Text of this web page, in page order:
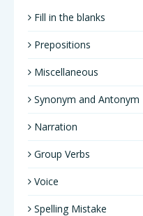
Fill in the blanks
Prepositions
Miscellaneous
Synonym and Antonym
Narration
Group Verbs
Voice
Spelling Mistake